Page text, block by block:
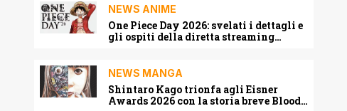
NEWS ANIME
One Piece Day 2026: svelati i dettagli e
gli ospiti della diretta streaming
NEWS MANGA
Shintaro Kago trionfa agli Eisner
Awards 2026 con la storia breve Blood